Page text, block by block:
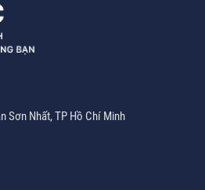
Sơn Nhất, TP Hồ Chí Minh